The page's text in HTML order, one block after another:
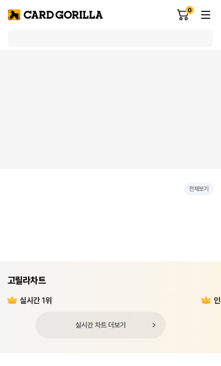
0
전체보기
고릴라차트
실시간 1위
실시간 차트 더보기